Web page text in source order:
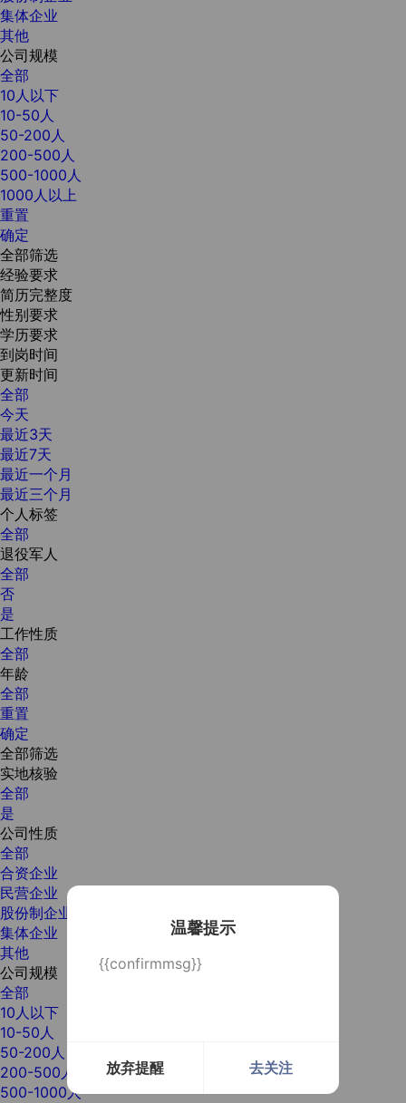
温馨提示
{{confirmmsg}}
放弃提醒 去关注
集体企业
其他
公司规模
全部
10人以下
10-50人
50-200人
200-500人
500-1000人
1000人以上
重置
确定
全部筛选
经验要求
简历完整度
性别要求
学历要求
到岗时间
更新时间
全部
今天
最近3天
最近7天
最近一个月
最近三个月
个人标签
全部
退役军人
全部
否
是
工作性质
全部
年龄
全部
重置
确定
全部筛选
实地核验
全部
是
公司性质
全部
合资企业
民营企业
股份制企业
集体企业
其他
公司规模
全部
10人以下
10-50人
50-200人
200-500人
500-1000人